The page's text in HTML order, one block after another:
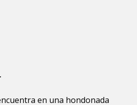
en una hondonada